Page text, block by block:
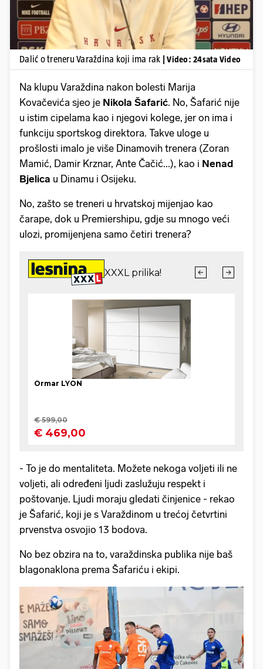
Dalić o treneru Varaždina koji ima rak | Video: 24sata Video
Na klupu Varaždina nakon bolesti Marija
Kovačevića sjeo je Nikola Šafarić. No, Šafarić nije
u istim cipelama kao i njegovi kolege, jer on ima i
funkciju sportskog direktora. Takve uloge u
prošlosti imalo je više Dinamovih trenera (Zoran
Mamić, Damir Krznar, Ante Čačić...), kao i Nenad
Bjelica u Dinamu i Osijeku.
No, zašto se treneri u hrvatskoj mijenjao kao
čarape, dok u Premiershipu, gdje su mnogo veći
ulozi, promijenjena samo četiri trenera?
- To je do mentaliteta. Možete nekoga voljeti ili ne
voljeti, ali određeni ljudi zaslužuju respekt i
poštovanje. Ljudi moraju gledati činjenice - rekao
je Šafarić, koji je s Varaždinom u trećoj četvrtini
prvenstva osvojio 13 bodova.
No bez obzira na to, varaždinska publika nije baš
blagonaklona prema Šafariću i ekipi.